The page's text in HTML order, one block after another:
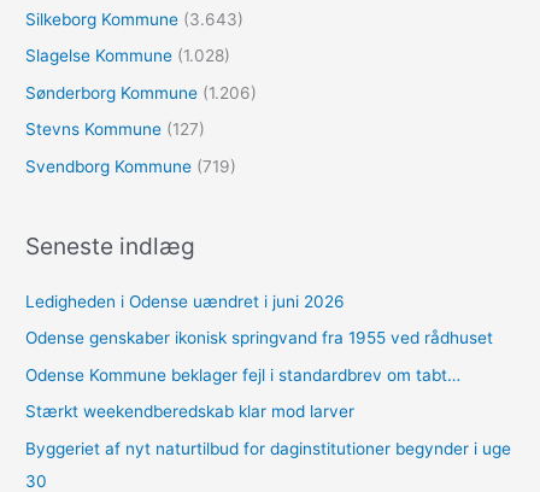
Silkeborg Kommune (3.643)
Slagelse Kommune (1.028)
Sønderborg Kommune (1.206)
Stevns Kommune (127)
Svendborg Kommune (719)
Seneste indlæg
Ledigheden i Odense uændret i juni 2026
Odense genskaber ikonisk springvand fra 1955 ved rådhuset
Odense Kommune beklager fejl i standardbrev om tabt…
Stærkt weekendberedskab klar mod larver
Byggeriet af nyt naturtilbud for daginstitutioner begynder i uge
30